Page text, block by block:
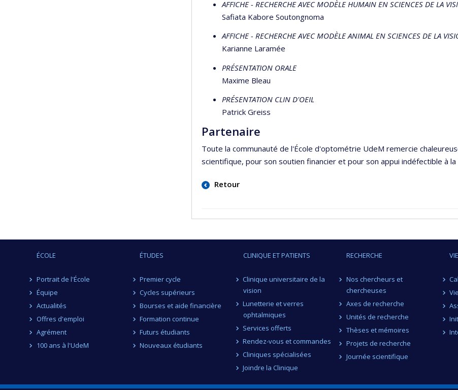
AFFICHE - RECHERCHE AVEC MODÈLE HUMAIN EN SCIENCES DE LA
Safiata Kabore Soutongnoma
AFFICHE - RECHERCHE AVEC MODÈLE ANIMAL EN SCIENCES DE LA
Karianne Laramée
PRÉSENTATION ORALE
Maxime Bleau
PRÉSENTATION CLIN D'OEIL
Patrick Greiss
Partenaire
Toute la communauté de l'École d'optométrie UdeM remercie
scientifique, pour son soutien financier et pour son appui indéfectible à
Retour
ÉCOLE
Portrait de l'École
Équipe
Actualités
Offres d'emploi
Agrément
100 ans à l'UdeM
ÉTUDES
Premier cycle
Cycles supérieurs
Bourses et aide financière
Formation continue
Futurs étudiants
Nouveaux étudiants
CLINIQUE ET PATIENTS
Clinique universitaire de la
vision
Lunetterie et verres
ophtalmiques
Services offerts
Rendez-vous et commandes
Cliniques spécialisées
Joindre la Clinique
RECHERCHE
Nos chercheurs et
chercheuses
Axes de recherche
Unités de recherche
Thèses et mémoires
Projets de recherche
Journée scientifique